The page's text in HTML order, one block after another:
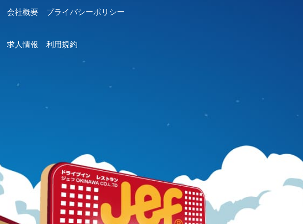
会社概要
求人情報
プライバシーポリシー
利用規約